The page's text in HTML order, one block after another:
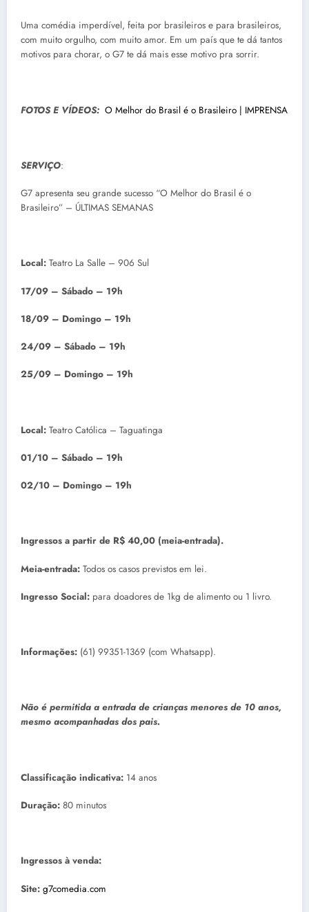
Uma comédia imperdível, feita por brasileiros e para brasileiros,
com muito orgulho, com muito amor. Em um país que te dá tantos
motivos para chorar, o G7 te dá mais esse motivo pra sorrir.
FOTOS E VÍDEOS: O Melhor do Brasil é o Brasileiro | IMPRENSA
SERVIÇO:
G7 apresenta seu grande sucesso “O Melhor do Brasil é o
Brasileiro” – ÚLTIMAS SEMANAS
Local: Teatro La Salle – 906 Sul
17/09 – Sábado – 19h
18/09 – Domingo – 19h
24/09 – Sábado – 19h
25/09 – Domingo – 19h
Local: Teatro Católica – Taguatinga
01/10 – Sábado – 19h
02/10 – Domingo – 19h
Ingressos a partir de R$ 40,00 (meia-entrada).
Meia-entrada: Todos os casos previstos em lei.
Ingresso Social: para doadores de 1kg de alimento ou 1 livro.
Informações: (61) 99351-1369 (com Whatsapp).
Não é permitida a entrada de crianças menores de 10 anos,
mesmo acompanhadas dos pais.
Classificação indicativa: 14 anos
Duração: 80 minutos
Ingressos à venda:
Site: g7comedia.com